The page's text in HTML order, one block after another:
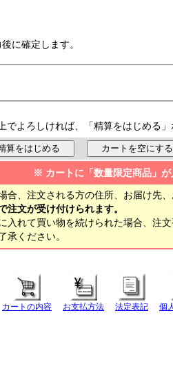
に確定します。
でよろしければ、「精算をはじめる
※ カートに「数量限定商品」
合、注文される方の住所、お届け先
注文が受け付けられます。
入れて買い物を続けられた場合、注
承ください。
カートの内容 お支払方法 法定表記 個